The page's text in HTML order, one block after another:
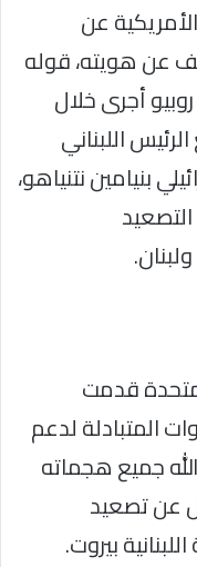
عن
عن هويته، قوله
أجرى خلال
اللبناني
بنيامين نتنياهو،
قدمت
المتبادلة لدعم
جميع هجماته
عن تصعيد
بيروت.